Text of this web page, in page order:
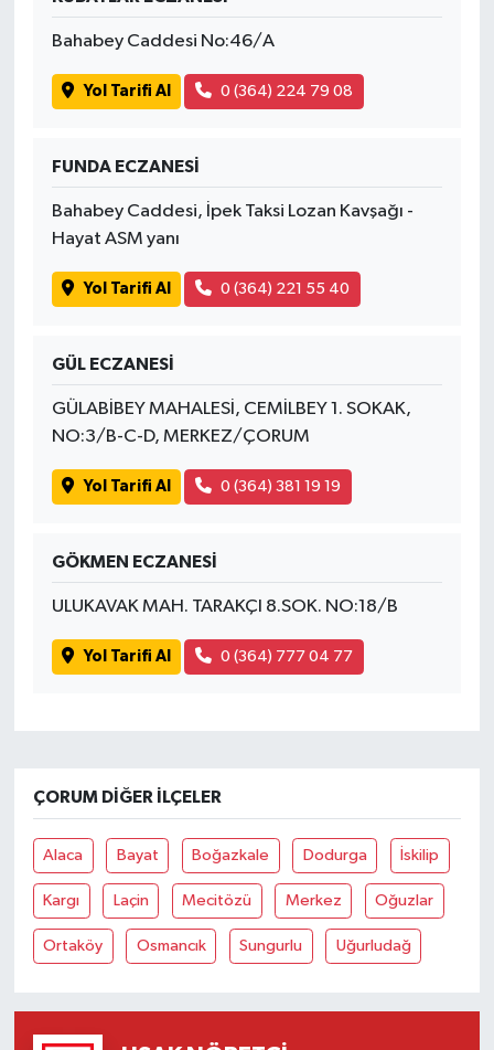
Bahabey Caddesi No:46/A
Yol Tarifi Al 0 (364) 224 79 08
FUNDA ECZANESİ
Bahabey Caddesi, İpek Taksi Lozan Kavşağı -
Hayat ASM yanı
Yol Tarifi Al 0 (364) 221 55 40
GÜL ECZANESİ
GÜLABİBEY MAHALESİ, CEMİLBEY 1. SOKAK,
NO:3/B-C-D, MERKEZ/ÇORUM
Yol Tarifi Al 0 (364) 381 19 19
GÖKMEN ECZANESİ
ULUKAVAK MAH. TARAKÇI 8.SOK. NO:18/B
Yol Tarifi Al 0 (364) 777 04 77
ÇORUM DIĞER İLÇELER
Alaca Bayat Boğazkale Dodurga İskilip
Kargı Laçin Mecitözü Merkez Oğuzlar
Ortaköy Osmancık Sungurlu Uğurludağ